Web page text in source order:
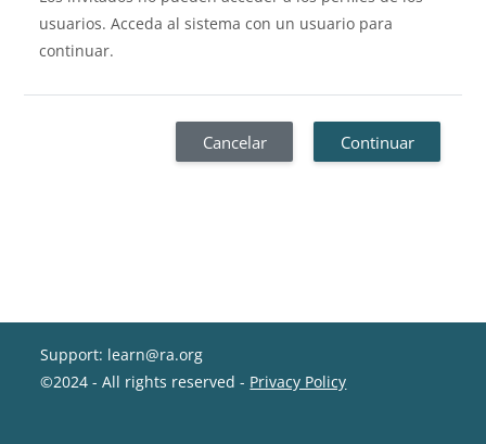
usuarios. Acceda al sistema con un usuario para
continuar.
Cancelar Continuar
Support: learn@ra.org
©2024 - All rights reserved - Privacy Policy